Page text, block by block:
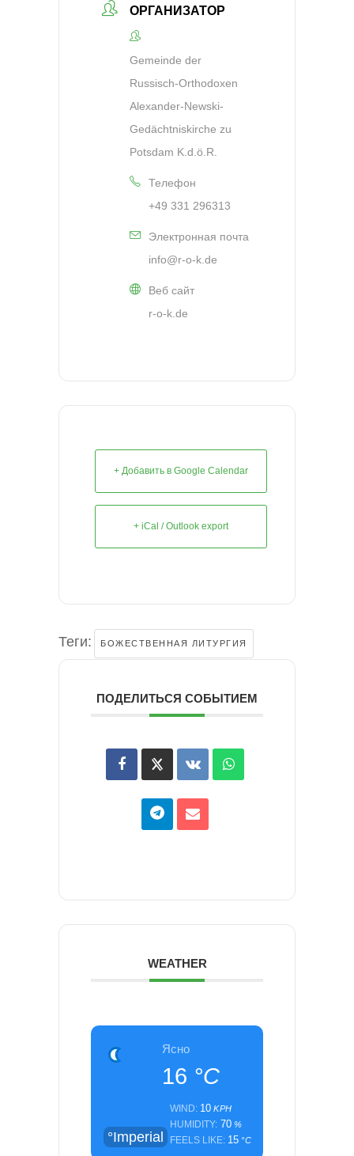
ОРГАНИЗАТОР
Gemeinde der
Russisch-Orthodoxen
Alexander-Newski-
Gedächtniskirche zu
Potsdam K.d.ö.R.
Телефон
+49 331 296313
Электронная почта
info@r-o-k.de
Веб сайт
r-o-k.de
+ Добавить в Google Calendar
+ iCal / Outlook export
Теги: БОЖЕСТВЕННАЯ ЛИТУРГИЯ
ПОДЕЛИТЬСЯ СОБЫТИЕМ
WEATHER
Ясно
16 °C
°Imperial
WIND: 10KPH
HUMIDITY:70%
FEELS LIKE: 15°C